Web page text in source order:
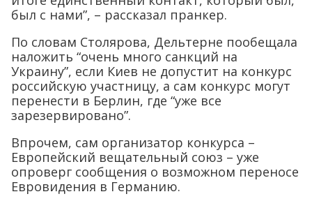
был с нами”, – рассказал пранкер.
По словам Столярова, Дельтерне пообещала
наложить “очень много санкций на
Украину”, если Киев не допустит на конкурс
российскую участницу, а сам конкурс могут
перенести в Берлин, где “уже все
зарезервировано”.
Впрочем, сам организатор конкурса –
Европейский вещательный союз – уже
опроверг сообщения о возможном переносе
Евровидения в Германию.